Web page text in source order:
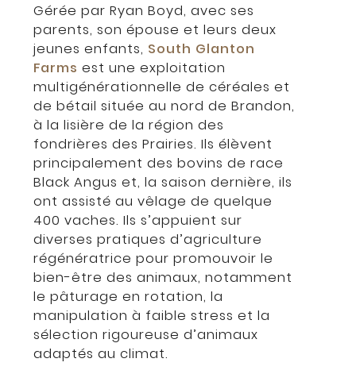
Gérée par Ryan Boyd, avec ses
parents, son épouse et leurs deux
jeunes enfants, South Glanton
Farms est une exploitation
multigénérationnelle de céréales et
de bétail située au nord de Brandon,
à la lisière de la région des
fondrières des Prairies. Ils élèvent
principalement des bovins de race
Black Angus et, la saison dernière, ils
ont assisté au vêlage de quelque
400 vaches. Ils s’appuient sur
diverses pratiques d’agriculture
régénératrice pour promouvoir le
bien-être des animaux, notamment
le pâturage en rotation, la
manipulation à faible stress et la
sélection rigoureuse d’animaux
adaptés au climat.